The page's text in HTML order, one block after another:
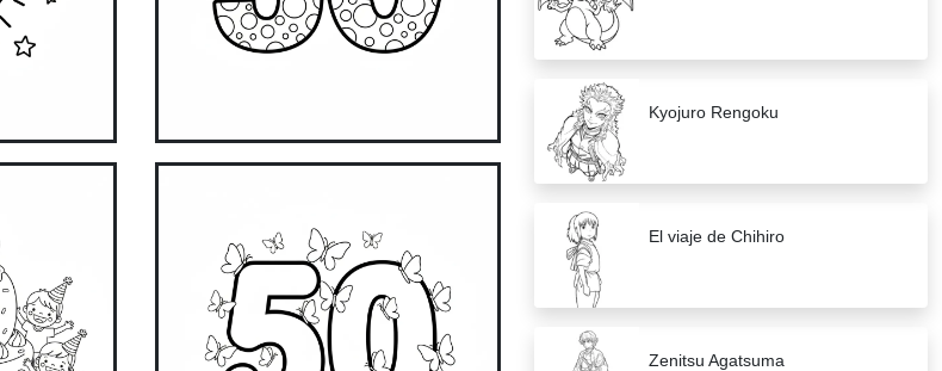
Kyojuro Rengoku
El viaje de Chihiro
Zenitsu Agatsuma